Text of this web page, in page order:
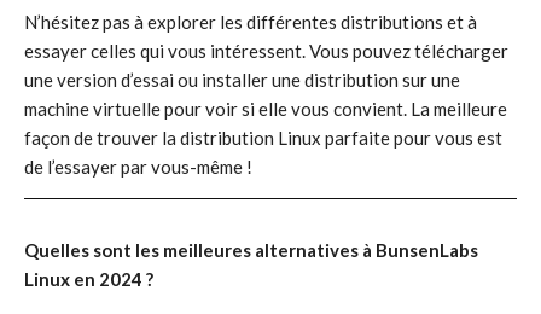
N’hésitez pas à explorer les différentes distributions et à
essayer celles qui vous intéressent. Vous pouvez télécharger
une version d’essai ou installer une distribution sur une
machine virtuelle pour voir si elle vous convient. La meilleure
façon de trouver la distribution Linux parfaite pour vous est
de l’essayer par vous-même !
Quelles sont les meilleures alternatives à BunsenLabs
Linux en 2024 ?